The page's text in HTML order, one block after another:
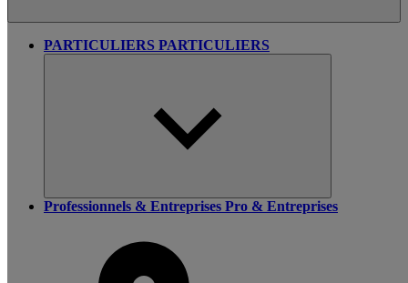
PARTICULIERS PARTICULIERS
Professionnels & Entreprises Pro & Entreprises